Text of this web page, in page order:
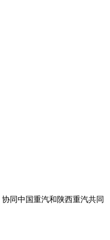
同中国重汽和陕西重汽共同